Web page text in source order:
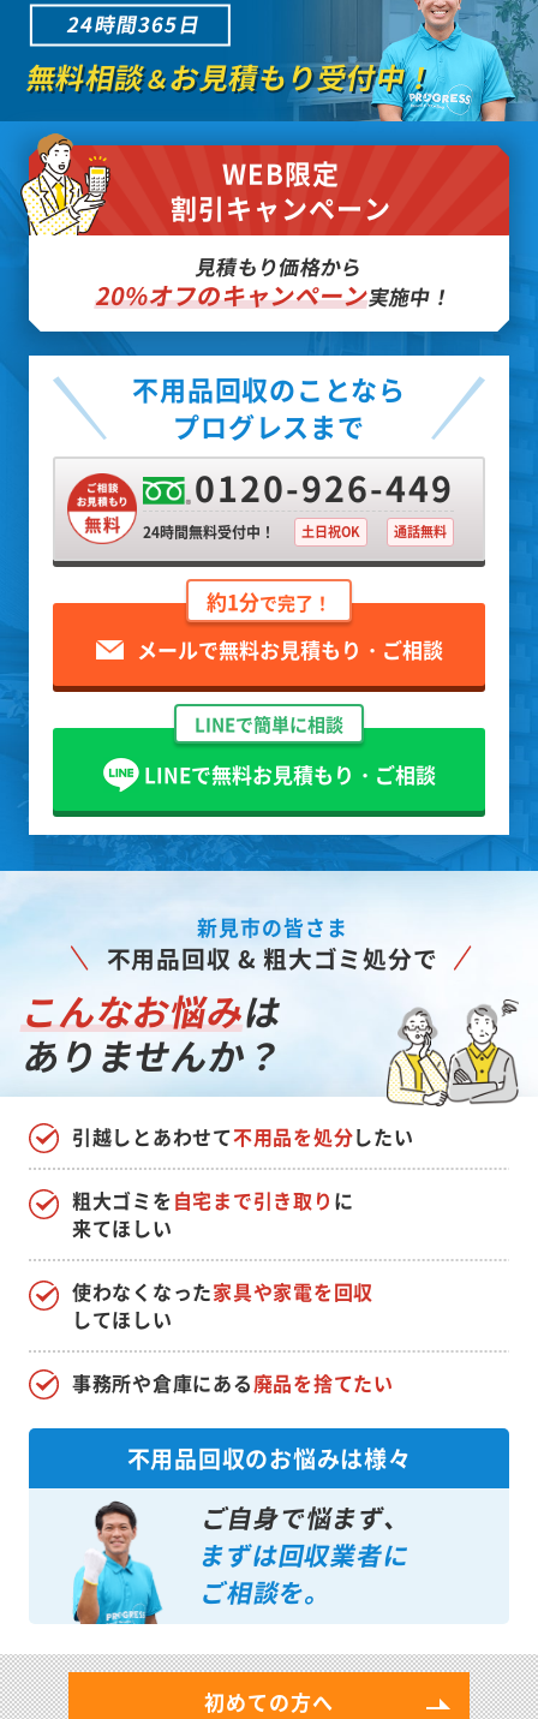
24時間365日
無料相談＆お見積もり受付中！
WEB限定
割引キャンペーン
見積もり価格から
20%オフのキャンペーン実施中！
不用品回収のことなら
プログレスまで
0120-926-449
24時間無料受付中！ 土日祝OK 通話無料
約1分で完了！
メールで無料お見積もり・ご相談
LINEで簡単に相談
LINEで無料お見積もり・ご相談
新見市の皆さま
不用品回収 & 粗大ゴミ処分で
こんなお悩みは
ありませんか？
引越しとあわせて不用品を処分したい
使わなくなった家具や家電を回収
してほしい
粗大ゴミを自宅まで引き取り に
来てほしい
事務所や倉庫にある廃品を捨てたい
不用品回収のお悩みは様々
ご自身で悩まず、
まずは回収業者に
ご相談を。
初めての方へ